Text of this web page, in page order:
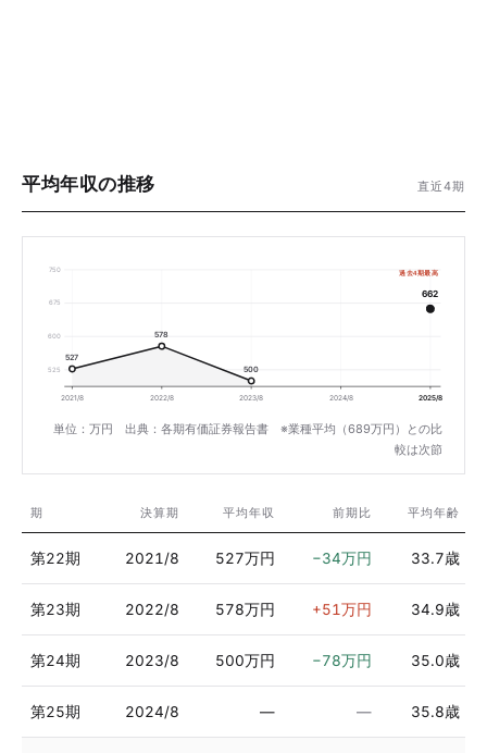
平均年収の推移 直近4期
750
675
600
525
527
578
500
662
過去4期最高
2021/8 2022/8 2023/8 2024/8 2025/8
単位：万円 出典：各期有価証券報告書 ※業種平均（689万円）との比
較は次節
期 決算期 平均年収 前期比 平均年齢
第22期 2021/8 527万円 −34万円 33.7歳
第23期 2022/8 578万円 +51万円 34.9歳
第24期 2023/8 500万円 −78万円 35.0歳
第25期 2024/8 — — 35.8歳